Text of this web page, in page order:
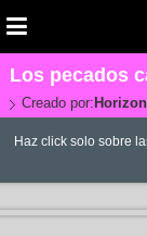
Los pecados
Creado por: Horizon
Haz click solo sobre